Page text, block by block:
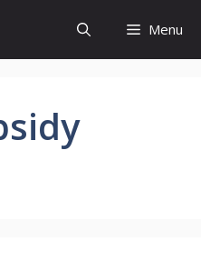
Menu